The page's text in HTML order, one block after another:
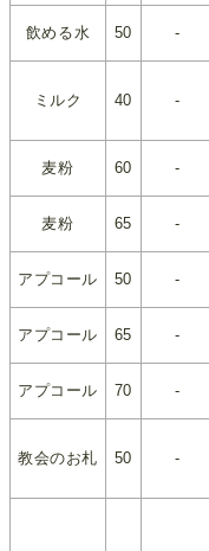
飲める水 50 -
ミルク 40 -
麦粉 60 -
麦粉 65 -
アプコール 50 -
アプコール 65 -
アプコール 70 -
教会のお札 50 -